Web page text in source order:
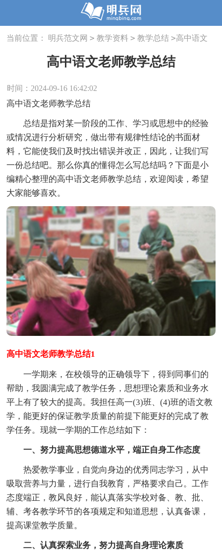
当前位置： 明兵范文网 > 教学资料 > 教学总结 >高中语文
老师教学总结
高中语文老师教学总结
时间：2024-09-16 16:42:02
高中语文老师教学总结
总结是指对某一阶段的工作、学习或思想中的经验
或情况进行分析研究，做出带有规律性结论的书面材
料，它能使我们及时找出错误并改正，因此，让我们写
一份总结吧。那么你真的懂得怎么写总结吗？下面是小
编精心整理的高中语文老师教学总结，欢迎阅读，希望
大家能够喜欢。
高中语文老师教学总结1
一学期来，在校领导的正确领导下，得到同事们的
帮助，我圆满完成了教学任务，思想理论素质和业务水
平上有了较大的提高。我担任高一(3)班、(4)班的语文教
学，能更好的保证教学质量的前提下能更好的完成了教
学任务。现就一学期的工作总结如下：
一、努力提高思想德道水平，端正自身工作态度
热爱教学事业，自觉向身边的优秀同志学习，从中
吸取营养与力量，进行自我教育，严格要求自己。工作
态度端正，教风良好，能认真落实学校对备、教、批、
辅、考各教学环节的各项规定和知道思想，认真备课，
提高课堂教学质量。
二、认真探索业务，努力提高自身理论素质